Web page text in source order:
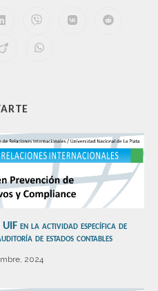
en la actividad específica de
de estados contables
2024